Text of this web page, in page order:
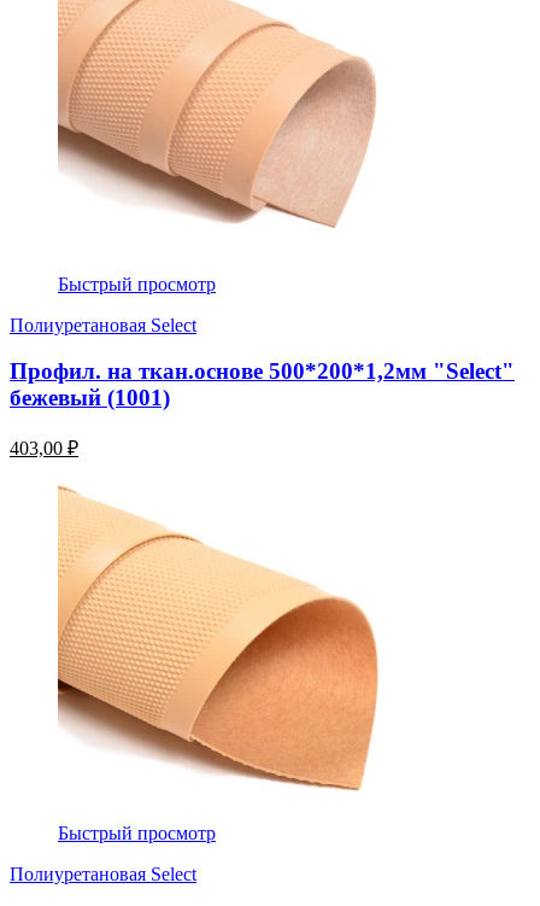
Быстрый просмотр
Полиуретановая Select
Профил. на ткан.основе 500*200*1,2мм "Select"
бежевый (1001)
403,00 ₽
Быстрый просмотр
Полиуретановая Select